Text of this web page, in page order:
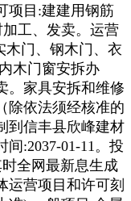
项目:建建用钢筋
工、发卖。运营
门、钢木门、衣
木门窗安拆办
。家具安拆和维修
除依法须经核准的
到信丰县欣峰建材
:2037-01-11。投
全网最新息生成
运营项目和许可刻